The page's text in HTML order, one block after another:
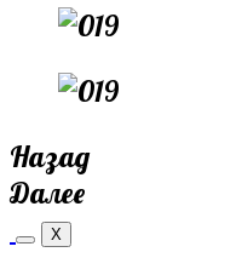
Назад
Далее
X